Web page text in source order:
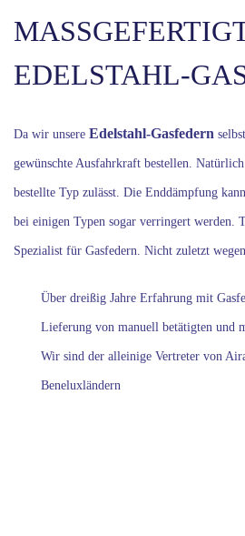
DELSTAHL-
Da wir unsere Edelstahl-Gasfedern
gewünschte Ausfahrkraft bestellen.
bestellte Typ zulässt. Die Enddämpfung
bei einigen Typen sogar verringert werden.
Spezialist für Gasfedern. Nicht zuletzt
Über dreißig Jahre Erfahrung mit
Lieferung von manuell betätigten und
Wir sind der alleinige Vertreter von
Beneluxländern